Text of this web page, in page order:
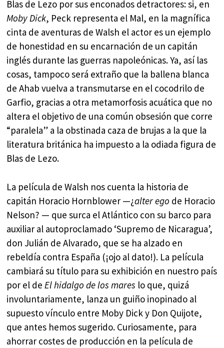
Blas de Lezo por sus enconados detractores: si, en
Moby Dick, Peck representa el Mal, en la magnífica
cinta de aventuras de Walsh el actor es un ejemplo
de honestidad en su encarnación de un capitán
inglés durante las guerras napoleónicas. Ya, así las
cosas, tampoco será extraño que la ballena blanca
de Ahab vuelva a transmutarse en el cocodrilo de
Garfio, gracias a otra metamorfosis acuática que no
altera el objetivo de una común obsesión que corre
“paralela” a la obstinada caza de brujas a la que la
literatura británica ha impuesto a la odiada figura de
Blas de Lezo.
La película de Walsh nos cuenta la historia de
capitán Horacio Hornblower —¿alter ego de Horacio
Nelson? — que surca el Atlántico con su barco para
auxiliar al autoproclamado ‘Supremo de Nicaragua’,
don Julián de Alvarado, que se ha alzado en
rebeldía contra España (¡ojo al dato!). La película
cambiará su título para su exhibición en nuestro país
por el de El hidalgo de los mares lo que, quizá
involuntariamente, lanza un guiño inopinado al
supuesto vínculo entre Moby Dick y Don Quijote,
que antes hemos sugerido. Curiosamente, para
ahorrar costes de producción en la película de